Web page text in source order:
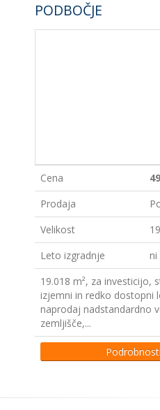
PODBOČJE
Cena
Prodaja
Velikost
Leto izgradnje
ni
19.018 m², za investicijo,
izjemni in redko dostopni
naprodaj nadstandardno
zemljišče,...